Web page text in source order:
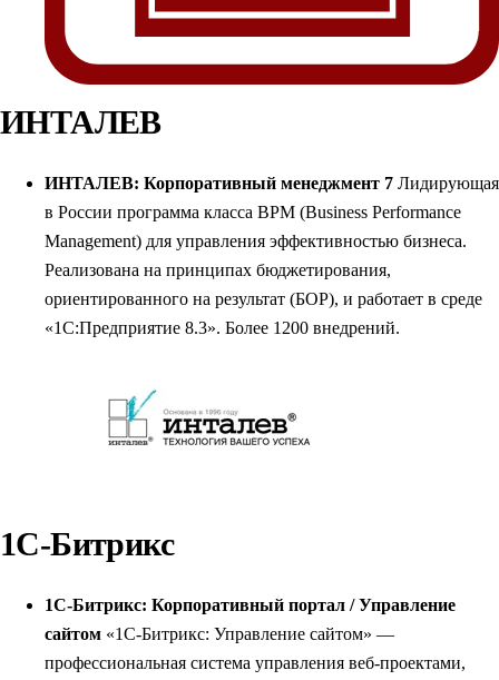
ИНТАЛЕВ
ИНТАЛЕВ: Корпоративный менеджмент 7 Лидирующая
в России программа класса BPM (Business Performance
Management) для управления эффективностью бизнеса.
Реализована на принципах бюджетирования,
ориентированного на результат (БОР), и работает в среде
«1С:Предприятие 8.3». Более 1200 внедрений.
1С-Битрикс
1C-Битрикс: Корпоративный портал / Управление
сайтом «1С-Битрикс: Управление сайтом» —
профессиональная система управления веб-проектами,